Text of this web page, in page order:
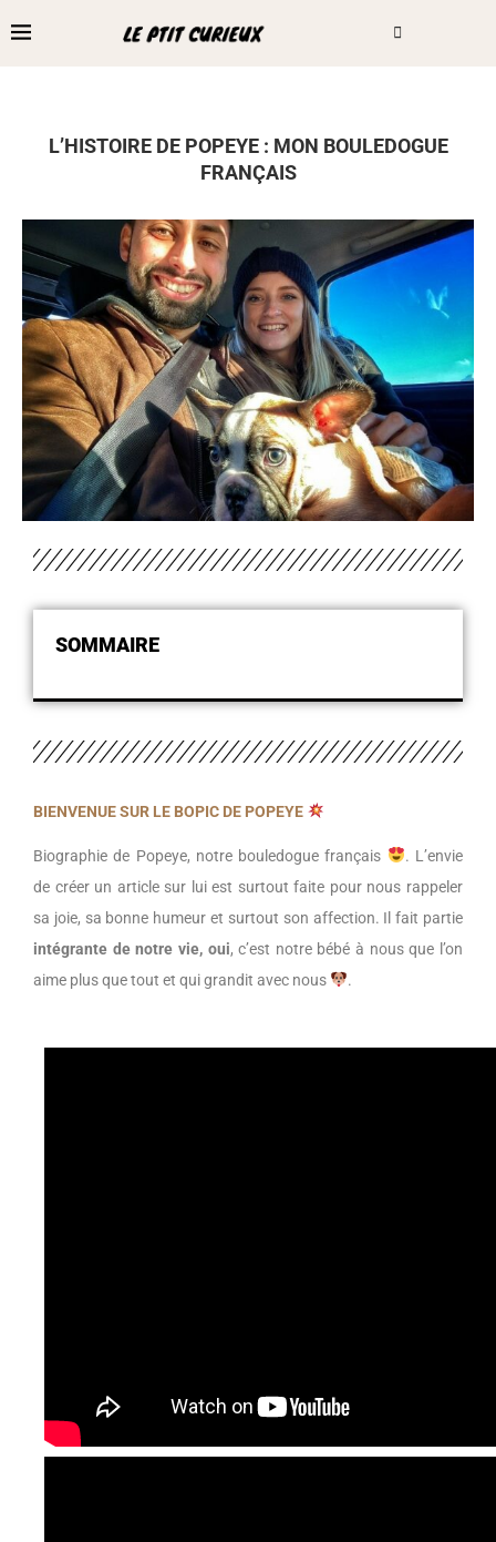
L’HISTOIRE DE POPEYE : MON BOULEDOGUE
FRANÇAIS
SOMMAIRE
BIENVENUE SUR LE BOPIC DE POPEYE
Biographie de Popeye, notre bouledogue français
. L’envie
de créer un article sur lui est surtout faite pour nous rappeler
sa joie, sa bonne humeur et surtout son affection. Il fait partie
intégrante de notre vie, oui, c’est notre bébé à nous que l’on
aime plus que tout et qui grandit avec nous
.